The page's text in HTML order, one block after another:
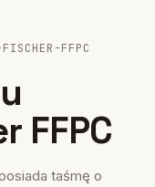
FISCHER-FFPC
FFPC
taśmę o